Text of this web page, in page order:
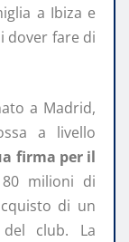
a Ibiza e
dover fare di
a Madrid,
a livello
firma per il
milioni di
di un
club. La